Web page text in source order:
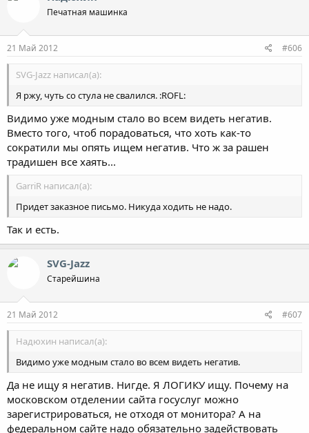
Печатная машинка
21 Май 2012 #606
SVG-Jazz написал(а):
Я ржу, чуть со стула не свалился. :ROFL:
Видимо уже модным стало во всем видеть негатив.
Вместо того, чтоб порадоваться, что хоть как-то
сократили мы опять ищем негатив. Что ж за рашен
традишен все хаять...
GarriR написал(а):
Придет заказное письмо. Никуда ходить не надо.
Так и есть.
SVG-Jazz
Старейшина
21 Май 2012 #607
Надюхин написал(а):
Видимо уже модным стало во всем видеть негатив.
Да не ищу я негатив. Нигде. Я ЛОГИКУ ищу. Почему на
московском отделении сайта госуслуг можно
зарегистрироваться, не отходя от монитора? А на
федеральном сайте надо обязательно задействовать